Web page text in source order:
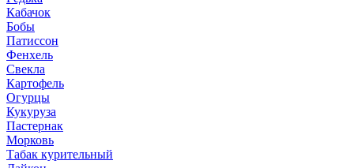
Кабачок
Бобы
Патиссон
Фенхель
Свекла
Картофель
Огурцы
Кукуруза
Пастернак
Морковь
Табак курительный